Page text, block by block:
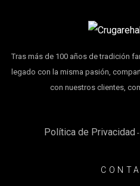
Tras más de 100 años de tradición
legado con la misma pasión,
con nuestros clientes,
Política de Privacidad -